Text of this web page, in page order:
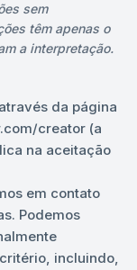
sem
têm apenas o
a interpretação.
da página
creator (a
na aceitação
em contato
Podemos
incluindo,